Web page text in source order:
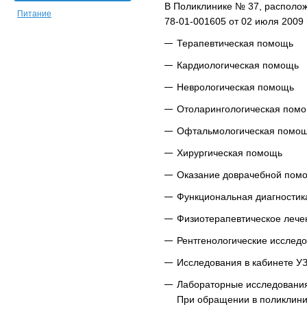
Питание
В Поликлинике № 37,
78-01-001605 от 02 июля 2009
Терапевтическая помощь
Кардиологическая помощь
Неврологическая помощь
Отоларингологическая
Офтальмологическая
Хирургическая помощь
Оказание доврачебной
Функциональная
Физиотерапевтическое
Рентгенологические
Исследования в кабинете
Лабораторные
При обращении в